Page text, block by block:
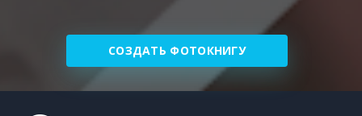
СОЗДАТЬ ФОТОКНИГУ